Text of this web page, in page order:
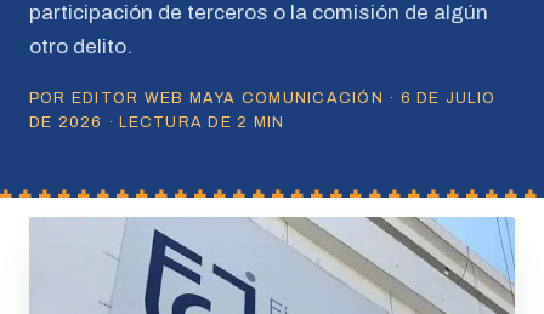
participación de terceros o la comisión de algún
otro delito.
POR EDITOR WEB MAYA COMUNICACIÓN · 6 DE JULIO
DE 2026 · LECTURA DE 2 MIN